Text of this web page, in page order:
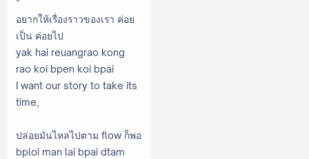
*
อยากให้เรื่องราวของเรา ค่อย
เป็น ค่อยไป
yak hai reuangrao kong
rao koi bpen koi bpai
I want our story to take its
time,
ปล่อยมันไหลไปตาม flow ก็พอ
bploi man lai bpai dtam